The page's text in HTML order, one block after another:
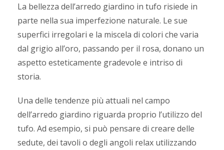
La bellezza dell’arredo giardino in tufo risiede in
parte nella sua imperfezione naturale. Le sue
superfici irregolari e la miscela di colori che varia
dal grigio all’oro, passando per il rosa, donano un
aspetto esteticamente gradevole e intriso di
storia.
Una delle tendenze più attuali nel campo
dell’arredo giardino riguarda proprio l’utilizzo del
tufo. Ad esempio, si può pensare di creare delle
sedute, dei tavoli o degli angoli relax utilizzando